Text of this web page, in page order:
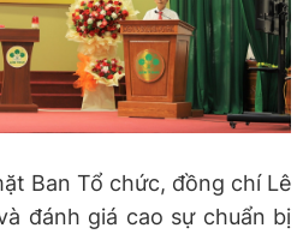
Ban Tổ chức, đồng chí Lê
đánh giá cao sự chuẩn bị